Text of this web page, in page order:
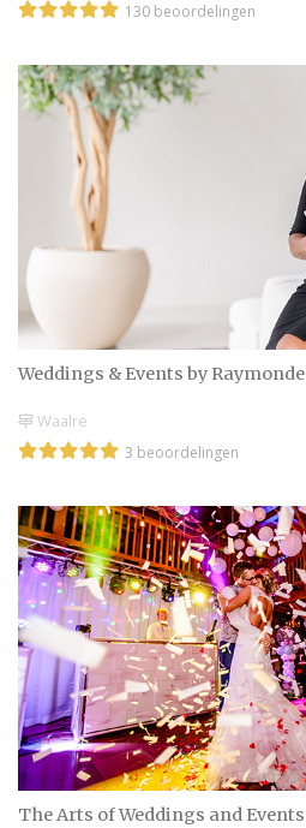
130 beoordelingen
Weddings & Events by Raymonde
Waalre
3 beoordelingen
The Arts of Weddings and Events